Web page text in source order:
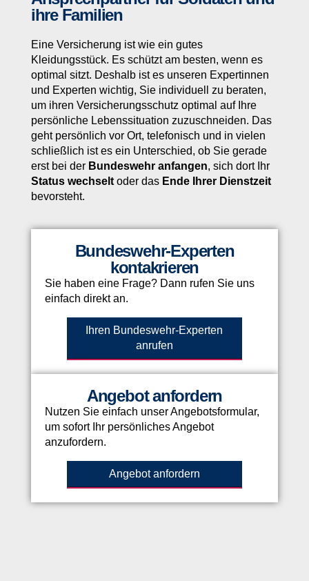
ihre Familien
Eine Versicherung ist wie ein gutes
Kleidungsstück. Es schützt am besten, wenn es
optimal sitzt. Deshalb ist es unseren Expertinnen
und Experten wichtig, Sie individuell zu beraten,
um ihren Versicherungsschutz optimal auf Ihre
persönliche Lebenssituation zuzuschneiden. Das
geht persönlich vor Ort, telefonisch und in vielen
schließlich ist es ein Unterschied, ob Sie gerade
erst bei der Bundeswehr anfangen, sich dort Ihr
Status wechseltoder das Ende Ihrer Dienstzeit
bevorsteht.
Bundeswehr-Experten
kontakrieren
Sie haben eine Frage? Dann rufen Sie uns
einfach direkt an.
Ihren Bundeswehr-Experten
anrufen
Angebot anfordern
Nutzen Sie einfach unser Angebotsformular,
um sofort Ihr persönliches Angebot
anzufordern.
Angebot anfordern